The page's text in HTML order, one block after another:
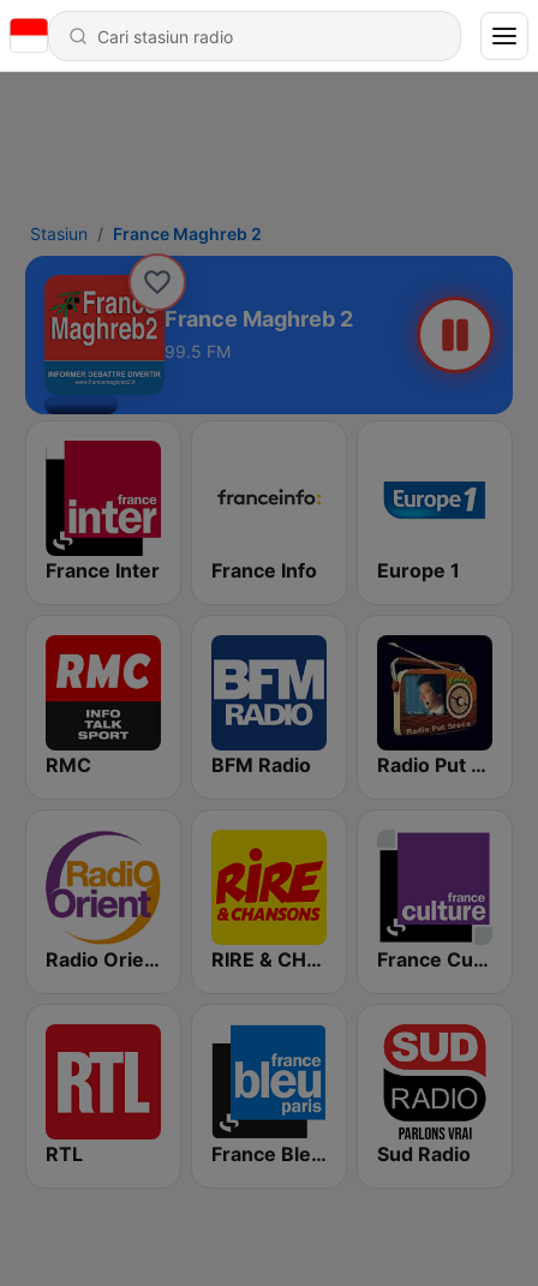
Stasiun France Maghreb 2
France Maghreb 2
99.5 FM
France Inter France Info Europe 1
RMC BFM Radio Radio Put Sreće
Radio Orient RIRE & CHANSONS France Culture
RTL France Bleu Ile-de-France Sud Radio